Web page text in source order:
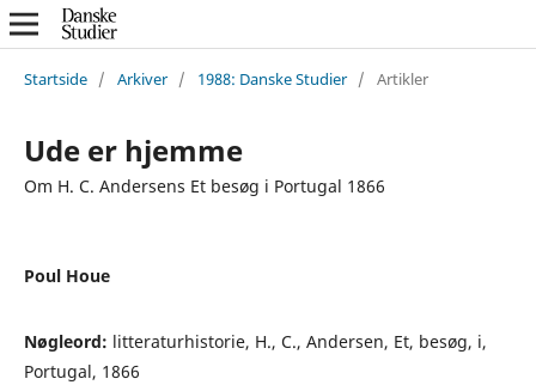
Startside / Arkiver / 1988: Danske Studier / Artikler
Ude er hjemme
Om H. C. Andersens Et besøg i Portugal 1866
Poul Houe
Nøgleord: litteraturhistorie, H., C., Andersen, Et, besøg, i,
Portugal, 1866